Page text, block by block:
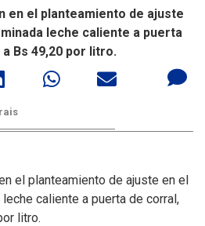
en el planteamiento de ajuste
leche caliente a puerta
Bs 49,20 por litro.
el planteamiento de ajuste en el
caliente a puerta de corral,
litro.